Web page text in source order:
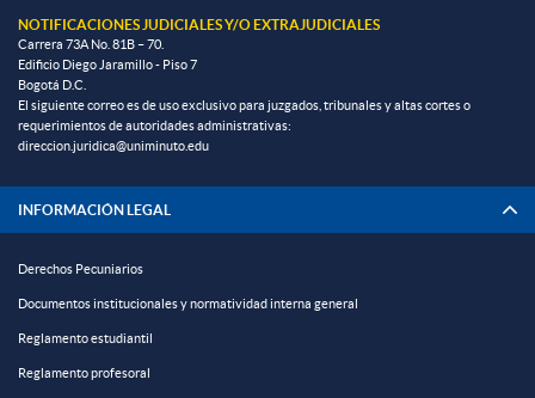
NOTIFICACIONES JUDICIALES Y/O EXTRAJUDICIALES
Carrera 73A No. 81B – 70.
Edificio Diego Jaramillo - Piso 7
Bogotá D.C.
El siguiente correo es de uso exclusivo para juzgados, tribunales y altas cortes o
requerimientos de autoridades administrativas:
direccion.juridica@uniminuto.edu
INFORMACIÓN LEGAL
Derechos Pecuniarios
Documentos institucionales y normatividad interna general
Reglamento estudiantil
Reglamento profesoral